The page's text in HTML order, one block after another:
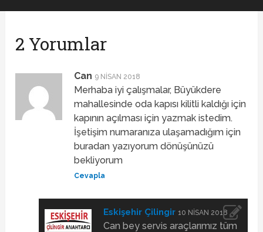
2 Yorumlar
Can 9 NISAN 2018
Merhaba iyi çalışmalar, Büyükdere
mahallesinde oda kapısı kilitli kaldığı için
kapının açılması için yazmak istedim.
İşetişim numaranıza ulaşamadığım için
buradan yazıyorum dönüşünüzü
bekliyorum
Cevapla
Eskişehir Çilingir 10 NISAN 2018
Can bey servis araçlarımız tüm